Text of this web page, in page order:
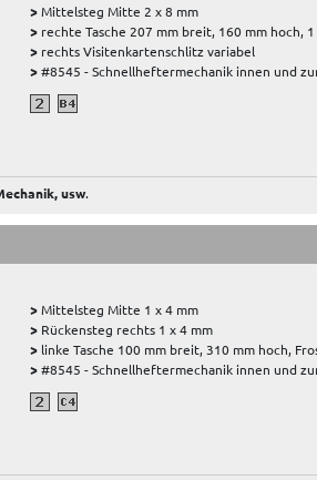
>Mittelsteg Mitte 2 x 8 mm
> rechte Tasche 207 mm breit, 160 mm hoch,
> rechts Visitenkartenschlitz variabel
>#8545 - Schnellheftermechanik innen und
usw.
>Mittelsteg Mitte 1 x 4 mm
> Rückensteg rechts 1 x 4 mm
> linke Tasche 100 mm breit, 310 mm hoch,
>#8545 - Schnellheftermechanik innen und